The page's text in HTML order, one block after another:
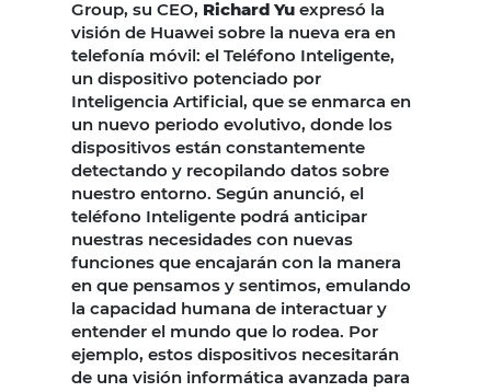
Group, su CEO, Richard Yu expresó la
visión de Huawei sobre la nueva era en
telefonía móvil: el Teléfono Inteligente,
un dispositivo potenciado por
Inteligencia Artificial, que se enmarca en
un nuevo periodo evolutivo, donde los
dispositivos están constantemente
detectando y recopilando datos sobre
nuestro entorno. Según anunció, el
teléfono Inteligente podrá anticipar
nuestras necesidades con nuevas
funciones que encajarán con la manera
en que pensamos y sentimos, emulando
la capacidad humana de interactuar y
entender el mundo que lo rodea. Por
ejemplo, estos dispositivos necesitarán
de una visión informática avanzada para